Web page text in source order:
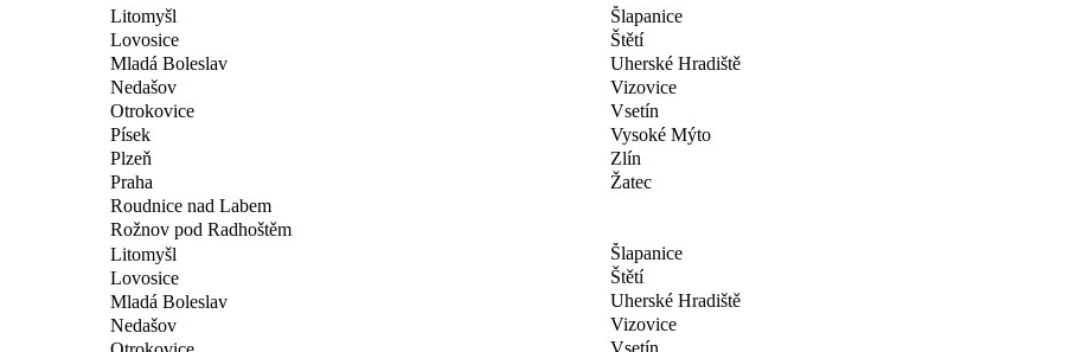
Litomyšl
Lovosice
Mladá Boleslav
Nedašov
Otrokovice
Písek
Plzeň
Praha
Roudnice nad Labem
Rožnov pod Radhoštěm
Šlapanice
Štětí
Uherské Hradiště
Vizovice
Vsetín
Vysoké Mýto
Zlín
Žatec
Litomyšl
Lovosice
Mladá Boleslav
Nedašov
Šlapanice
Štětí
Uherské Hradiště
Vizovice